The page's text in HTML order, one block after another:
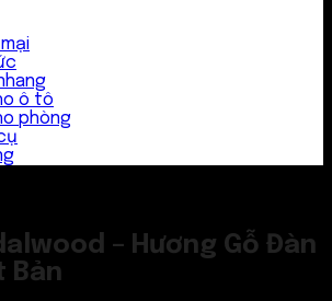
ô tô
phòng
– Hương Gỗ Đàn
Bản